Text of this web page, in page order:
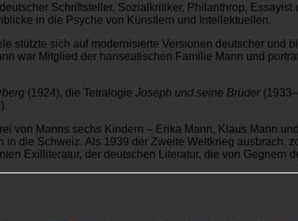
Schriftsteller, Sozialkritiker, Philanthrop,
in die Psyche von Künstlern und Intellektuellen.
stützte sich auf modernisierte Versionen deutscher und
war Mitglied der hanseatischen Familie Mann und
(1924), die Tetralogie Joseph und seine Brüder
von Manns sechs Kindern – Erika Mann, Klaus Mann
in die Schweiz. Als 1939 der Zweite Weltkrieg ausbrach,
Exilliteratur, der deutschen Literatur, die von Gegnern